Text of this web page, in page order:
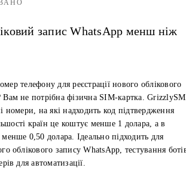
запис WhatsApp менш ніж
телефону для реєстрації нового облікового
Вам не потрібна фізична SIM-картка.
номери, на які надходить код підтвердження
країн це коштує менше 1 долара, а в
0,50 долара. Ідеально підходить для
облікового запису WhatsApp, тестування
для автоматизації.